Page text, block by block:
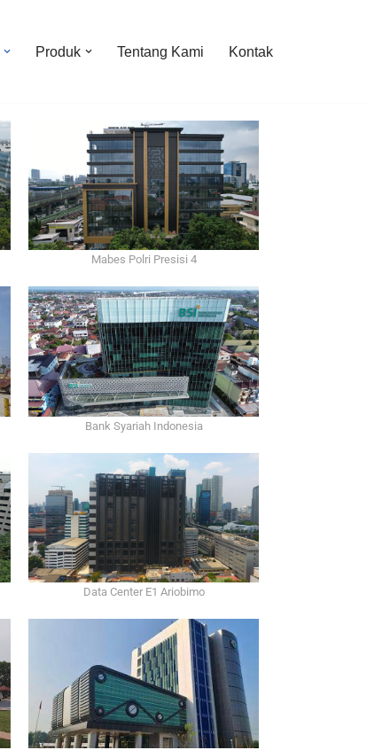
Produk Tentang Kami Kontak
Mabes Polri Presisi 4
Bank Syariah Indonesia
Data Center E1 Ariobimo